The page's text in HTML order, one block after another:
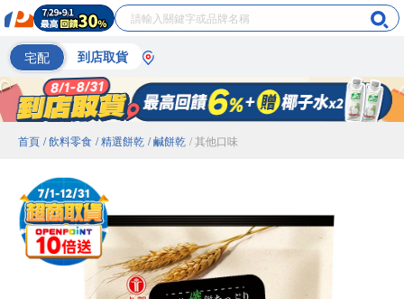
宅配 到店取貨
首頁 / 飲料零食 / 精選餅乾 / 鹹餅乾 / 其他口味